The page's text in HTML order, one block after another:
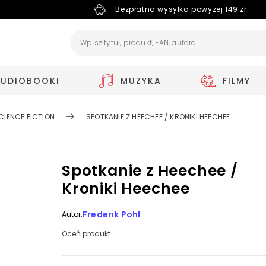
Bezpłatna wysyłka powyżej 149 zł
MUZYKA FILMY
FICTION SPOTKANIE Z HEECHEE / KRONIKI HEECHEE
Spotkanie z Heechee /
Kroniki Heechee
Autor:Frederik Pohl
Oceń produkt